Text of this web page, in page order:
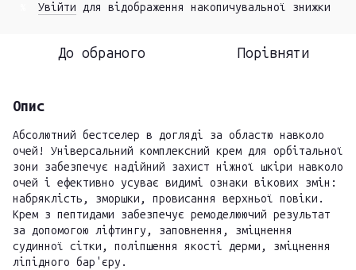
Увійти для відображення накопичувальної знижки
До обраного Порівняти
Опис
Абсолютний бестселер в догляді за областю навколо
очей! Універсальний комплексний крем для орбітальної
зони забезпечує надійний захист ніжної шкіри навколо
очей і ефективно усуває видимі ознаки вікових змін:
набряклість, зморшки, провисання верхньої повіки.
Крем з пептидами забезпечує ремоделюючий результат
за допомогою ліфтингу, заповнення, зміцнення
судинної сітки, поліпшення якості дерми, зміцнення
ліпідного бар'єру.